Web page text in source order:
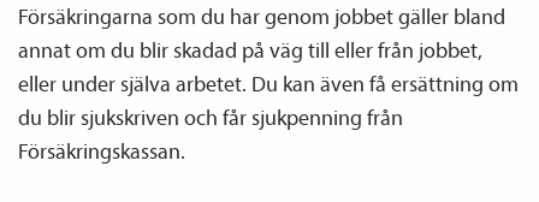
Försäkringarna som du har genom jobbet gäller bland
annat om du blir skadad på väg till eller från jobbet,
eller under själva arbetet. Du kan även få ersättning om
du blir sjukskriven och får sjukpenning från
Försäkringskassan.